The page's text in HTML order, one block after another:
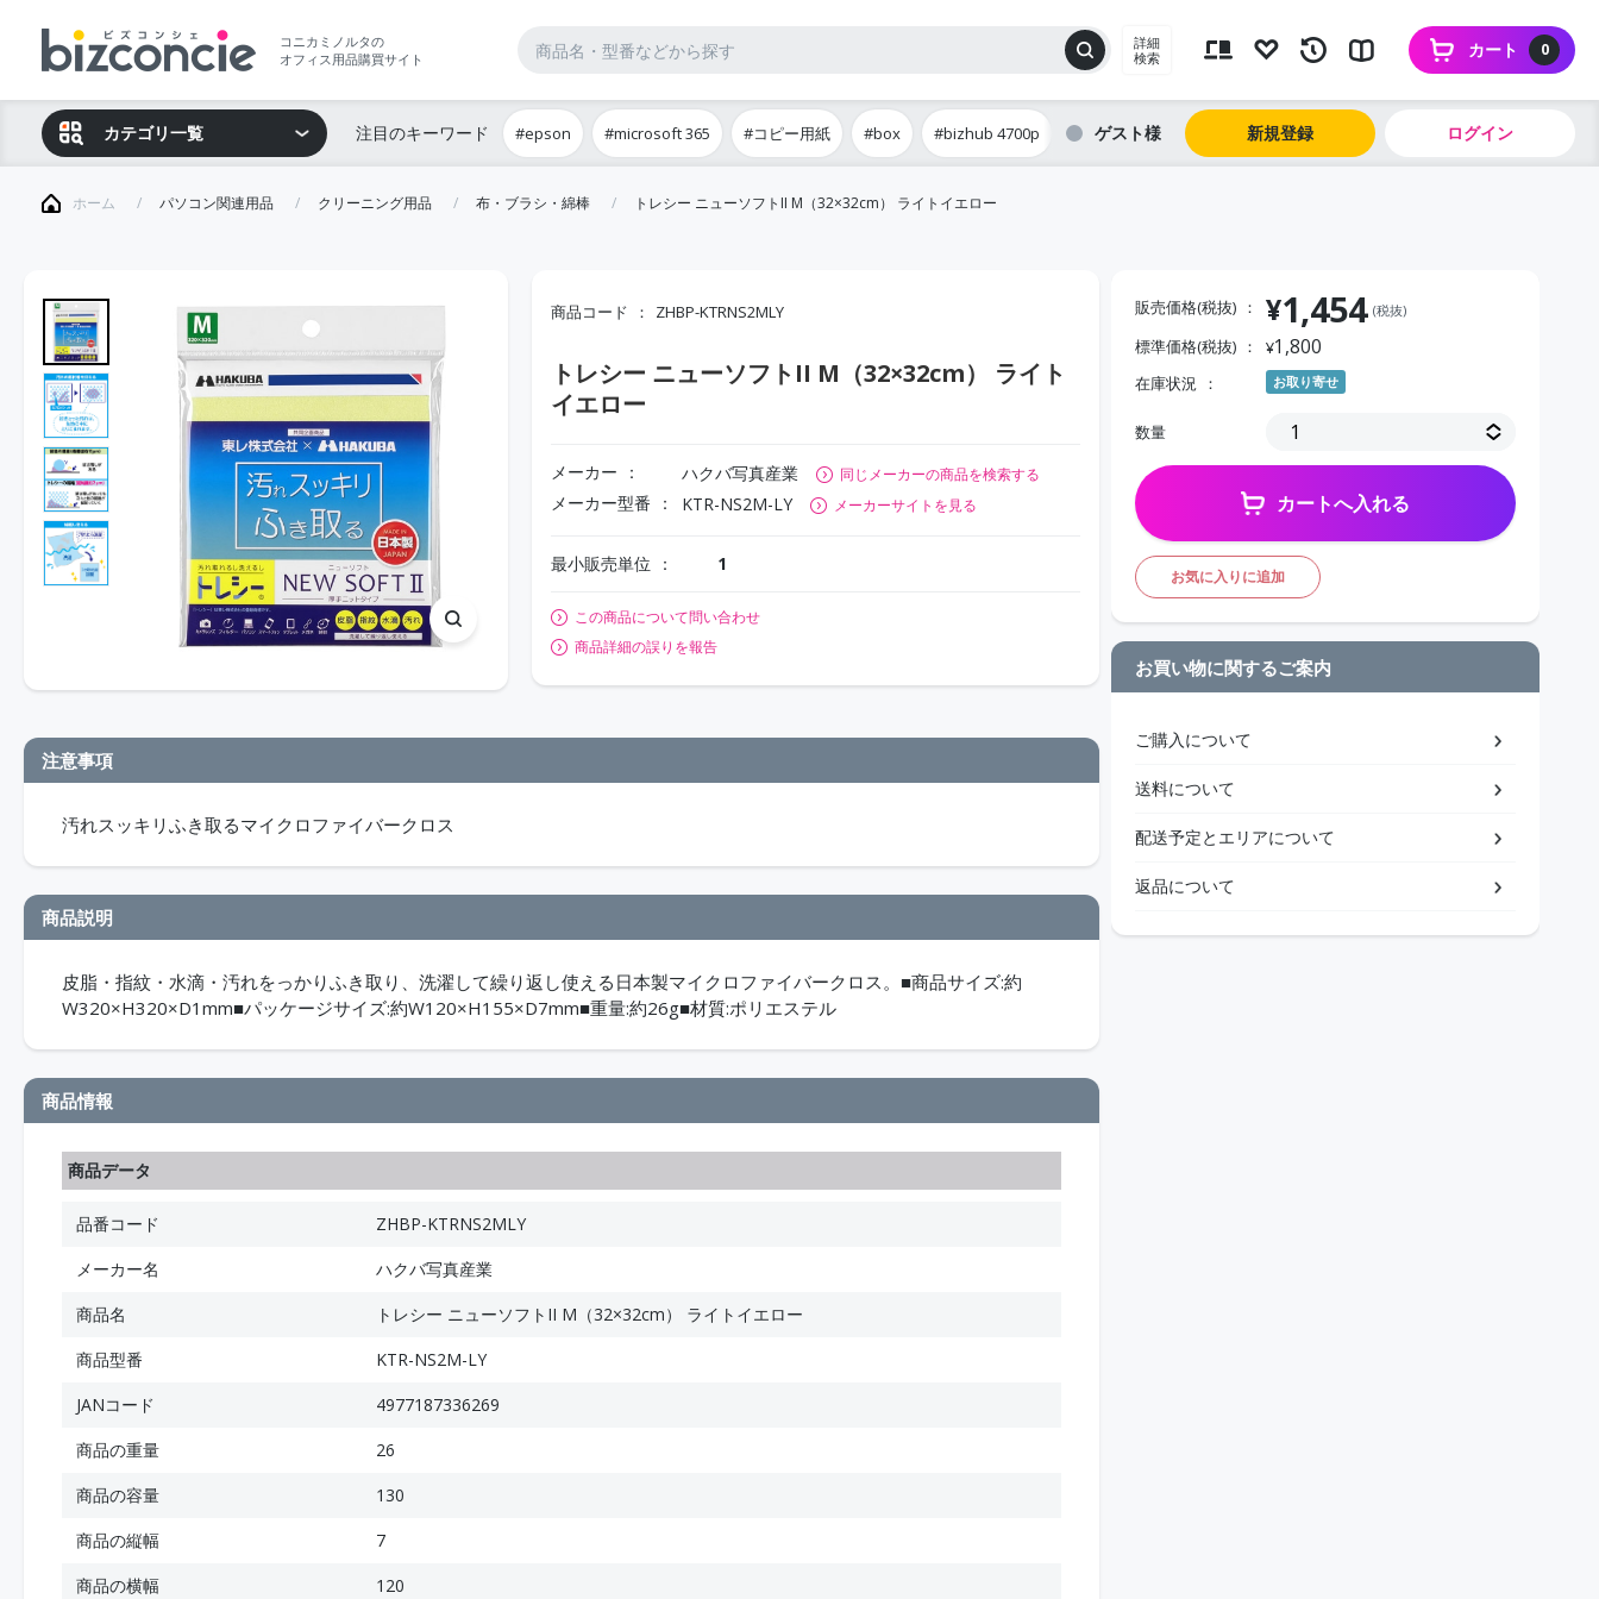
コニカミノルタの
オフィス用品購買サイト
詳細
検索
0
カート
カテゴリ一覧 注目のキーワード #epson #microsoft 365 #コピー用紙 #box #bizhub 4700p ゲスト 新規登録 ログイン
ホーム パソコン関連用品 クリーニング用品 布・ブラシ・綿棒 トレシー ニューソフトII M（32×32cm） ライトイエロー
商品コード ZHBP-KTRNS2MLY
トレシー ニューソフトII M（32×32cm） ライト
イエロー
メーカー ハクバ写真産業 同じメーカーの商品を検索する
メーカー型番 KTR-NS2M-LY メーカーサイトを見る
最小販売単位 1
この商品について問い合わせ
商品詳細の誤りを報告
注意事項
汚れスッキリふき取るマイクロファイバークロス
商品説明
皮脂・指紋・水滴・汚れをっかりふき取り、洗濯して繰り返し使える日本製マイクロファイバークロス。■商品サイズ:約
W320×H320×D1mm■パッケージサイズ:約W120×H155×D7mm■重量:約26g■材質:ポリエステル
商品情報
商品データ
品番コード
ZHBP-KTRNS2MLY
メーカー名
ハクバ写真産業
商品名
トレシー ニューソフトII M（32×32cm） ライトイエロー
商品型番
KTR-NS2M-LY
JANコード
4977187336269
商品の重量
26
商品の容量
130
商品の縦幅
7
商品の横幅
120
販売価格(税抜) ¥1,454 (税抜)
標準価格(税抜) ¥1,800
在庫状況 お取り寄せ
数量
カートへ入れる
お気に入りに追加
お買い物に関するご案内
ご購入について
送料について
配送予定とエリアについて
返品について